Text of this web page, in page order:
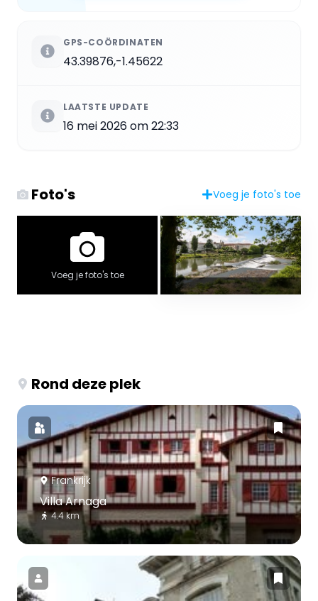
GPS-COÖRDINATEN
43.39876,-1.45622
LAATSTE UPDATE
16 mei 2026 om 22:33
Foto's Voeg je foto's toe
Voeg je foto's toe
Rond deze plek
Frankrijk
Villa Arnaga
4.4 km